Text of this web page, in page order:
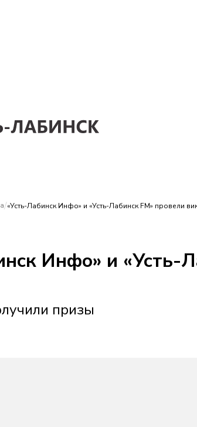
/«Усть-Лабинск Инфо» и «Усть-Лабинск FM» провели
Инфо» и «Усть-
призы